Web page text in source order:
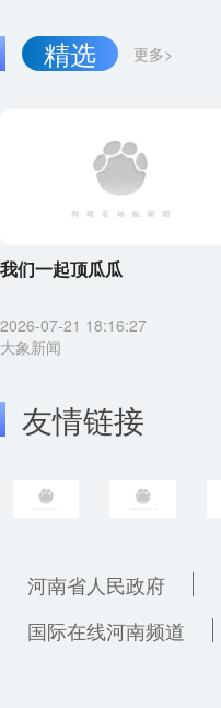
更多>
精选
我们一起顶瓜瓜
2026-07-21 18:16:27
大象新闻
友情链接
河南省人民政府
国际在线河南频道